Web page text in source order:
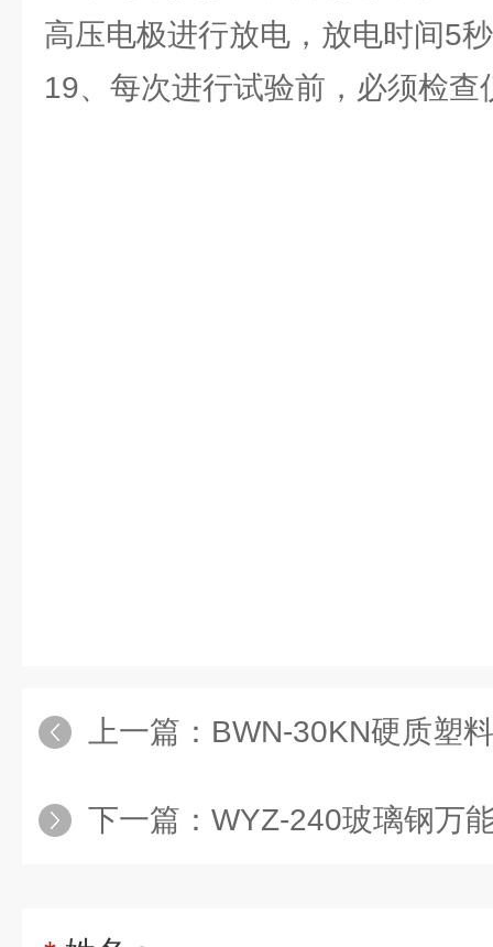
高压电极进行放电，放电时间5
19、每次进行试验前，必须检查
上一篇： BWN-30KN硬质塑
下一篇： WYZ-240玻璃钢万